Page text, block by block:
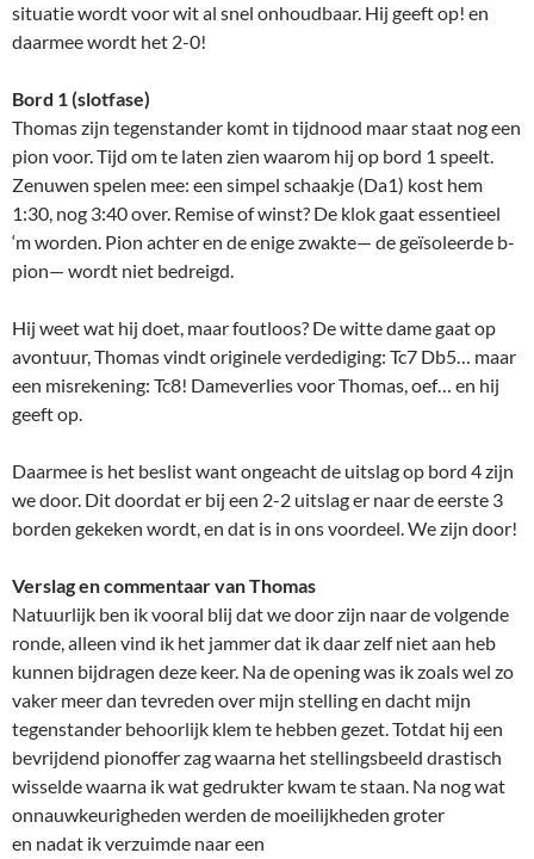
situatie wordt voor wit al snel onhoudbaar. Hij geeft op! en
daarmee wordt het 2-0!
Bord 1 (slotfase)
Thomas zijn tegenstander komt in tijdnood maar staat nog een
pion voor. Tijd om te laten zien waarom hij op bord 1 speelt.
Zenuwen spelen mee: een simpel schaakje (Da1) kost hem
1:30, nog 3:40 over. Remise of winst? De klok gaat essentieel
‘m worden. Pion achter en de enige zwakte— de geïsoleerde b-
pion— wordt niet bedreigd.
Hij weet wat hij doet, maar foutloos? De witte dame gaat op
avontuur, Thomas vindt originele verdediging: Tc7 Db5… maar
een misrekening: Tc8! Dameverlies voor Thomas, oef… en hij
geeft op.
Daarmee is het beslist want ongeacht de uitslag op bord 4 zijn
we door. Dit doordat er bij een 2-2 uitslag er naar de eerste 3
borden gekeken wordt, en dat is in ons voordeel. We zijn door!
Verslag en commentaar van Thomas
Natuurlijk ben ik vooral blij dat we door zijn naar de volgende
ronde, alleen vind ik het jammer dat ik daar zelf niet aan heb
kunnen bijdragen deze keer. Na de opening was ik zoals wel zo
vaker meer dan tevreden over mijn stelling en dacht mijn
tegenstander behoorlijk klem te hebben gezet. Totdat hij een
bevrijdend pionoffer zag waarna het stellingsbeeld drastisch
wisselde waarna ik wat gedrukter kwam te staan. Na nog wat
onnauwkeurigheden werden de moeilijkheden groter
en nadat ik verzuimde naar een